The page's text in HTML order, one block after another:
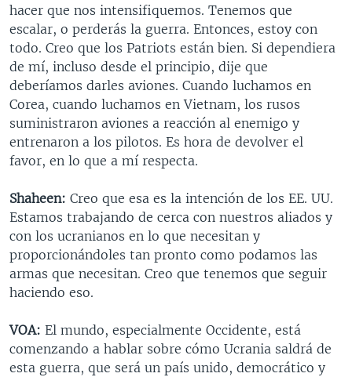
hacer que nos intensifiquemos. Tenemos que
escalar, o perderás la guerra. Entonces, estoy con
todo. Creo que los Patriots están bien. Si dependiera
de mí, incluso desde el principio, dije que
deberíamos darles aviones. Cuando luchamos en
Corea, cuando luchamos en Vietnam, los rusos
suministraron aviones a reacción al enemigo y
entrenaron a los pilotos. Es hora de devolver el
favor, en lo que a mí respecta.
Shaheen: Creo que esa es la intención de los EE. UU.
Estamos trabajando de cerca con nuestros aliados y
con los ucranianos en lo que necesitan y
proporcionándoles tan pronto como podamos las
armas que necesitan. Creo que tenemos que seguir
haciendo eso.
VOA: El mundo, especialmente Occidente, está
comenzando a hablar sobre cómo Ucrania saldrá de
esta guerra, que será un país unido, democrático y